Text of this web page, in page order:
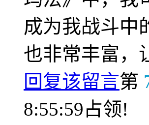
成为我战斗中
也非常丰富，
回复该留言第
8:55:59占领!